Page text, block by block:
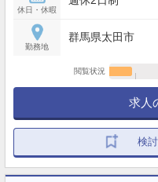
休日・休暇
勤務地
群馬県太田市
閲覧状況
求人
検